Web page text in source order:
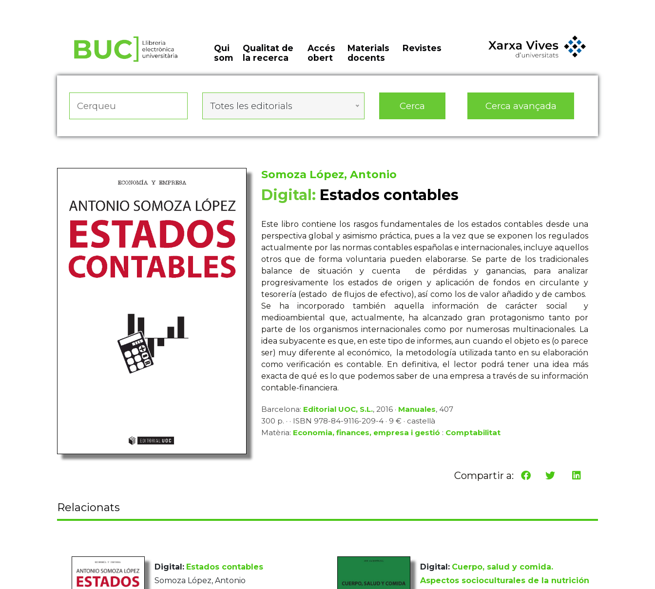
Qui
som
Qualitat de
la recerca
Accés
obert
Materials
docents
Revistes
Totes les editorials Cerca Cerca avançada
Somoza López, Antonio
Digital: Estados contables
Este libro contiene los rasgos fundamentales de los estados contables desde una
perspectiva global y asimismo práctica, pues a la vez que se exponen los regulados
actualmente por las normas contables españolas e internacionales, incluye aquellos
otros que de forma voluntaria pueden elaborarse. Se parte de los tradicionales
balance de situación y cuenta de pérdidas y ganancias, para analizar
progresivamente los estados de origen y aplicación de fondos en circulante y
tesorería (estado de flujos de efectivo), así como los de valor añadido y de cambos.
Se ha incorporado también aquella información de carácter social y
medioambiental que, actualmente, ha alcanzado gran protagonismo tanto por
parte de los organismos internacionales como por numerosas multinacionales. La
idea subyacente es que, en este tipo de informes, aun cuando el objeto es (o parece
ser) muy diferente al económico, la metodología utilizada tanto en su elaboración
como verificación es contable. En definitiva, el lector podrá tener una idea más
exacta de qué es lo que podemos saber de una empresa a través de su información
contable-financiera.
Barcelona: Editorial UOC, S.L., 2016 · Manuales, 407
300 p. · · ISBN 978-84-9116-209-4 · 9 € · castellà
Matèria: Economia, finances, empresa i gestió : Comptabilitat
Compartir a:
Relacionats
Digital: Estados contables
Somoza López, Antonio
Digital: Cuerpo, salud y comida.
Aspectos socioculturales de la nutrición